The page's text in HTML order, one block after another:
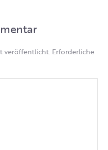
veröffentlicht. Erforderliche